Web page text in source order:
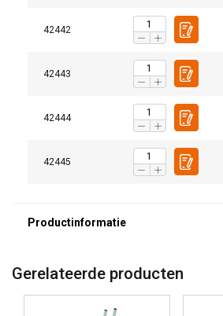
42442
42443
42444
42445
Markering:
Gerelateerde producten